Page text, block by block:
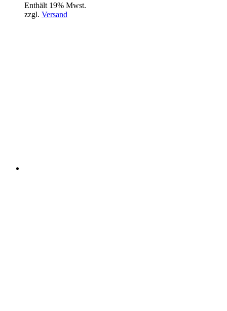
Enthält 19% Mwst.
zzgl. Versand